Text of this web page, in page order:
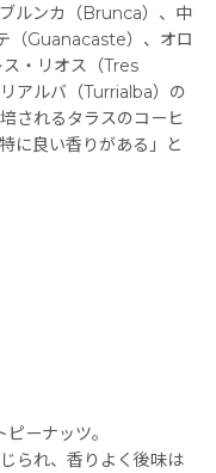
ルンカ（Brunca）、中
（Guanacaste）、オロ
・リオス（Tres
アルバ（Turrialba）の
されるタラスのコーヒ
に良い香りがある」と
ーナッツ。
られ、香りよく後味は